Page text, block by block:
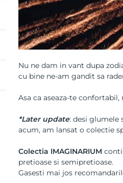
Nu ne dam in vant dupa
cu bine ne-am gandit sa
Asa ca aseaza-te
*Later update: desi glumele
acum, am lansat o colectie
Colectia IMAGINARIUM
pretioase si semipretioase.
Gasesti mai jos